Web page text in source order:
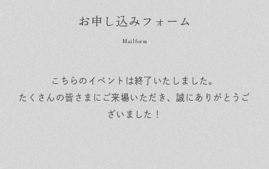
お申し込みフォーム
こちらのイベントは終了いたしました。
たくさんの皆さまにご来場いただき、誠にありがとうご
ざいました！